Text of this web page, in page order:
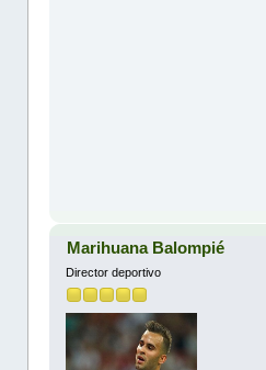
Marihuana Balompié
Director deportivo